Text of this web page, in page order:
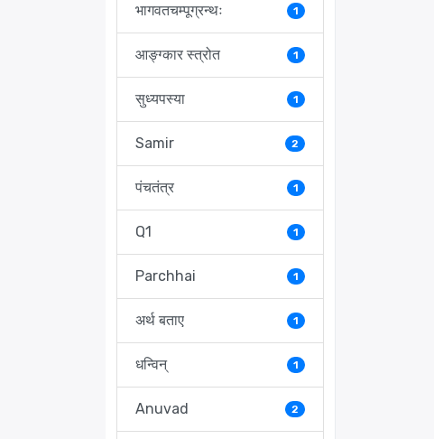
भागवतचम्पूग्रन्थः 1
आङ्ग्कार स्त्रोत 1
सुध्यपस्या 1
Samir 2
पंचतंत्र 1
Q1 1
Parchhai 1
अर्थ बताए 1
धन्विन् 1
Anuvad 2